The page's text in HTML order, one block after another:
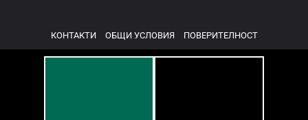
КОНТАКТИ ОБЩИ УСЛОВИЯ ПОВЕРИТЕЛНОСТ